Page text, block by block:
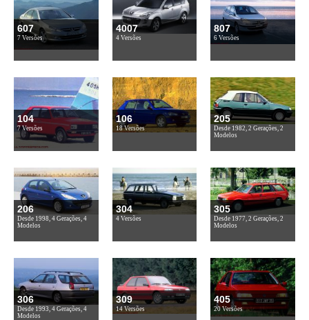
607
7 Versões
4007
4 Versões
807
6 Versões
104
7 Versões
106
18 Versões
205
Desde 1982, 2 Gerações, 2
Modelos
206
Desde 1998, 4 Gerações, 4
Modelos
304
4 Versões
305
Desde 1977, 2 Gerações, 2
Modelos
306
Desde 1993, 4 Gerações, 4
Modelos
309
14 Versões
405
20 Versões